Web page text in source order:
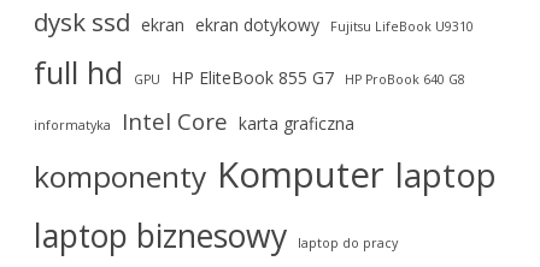
dysk ssd ekran ekran dotykowy Fujitsu LifeBook U9310
full hd GPU HP EliteBook 855 G7 HP ProBook 640 G8
informatyka Intel Core karta graficzna
komponenty Komputer laptop
laptop biznesowy laptop do pracy